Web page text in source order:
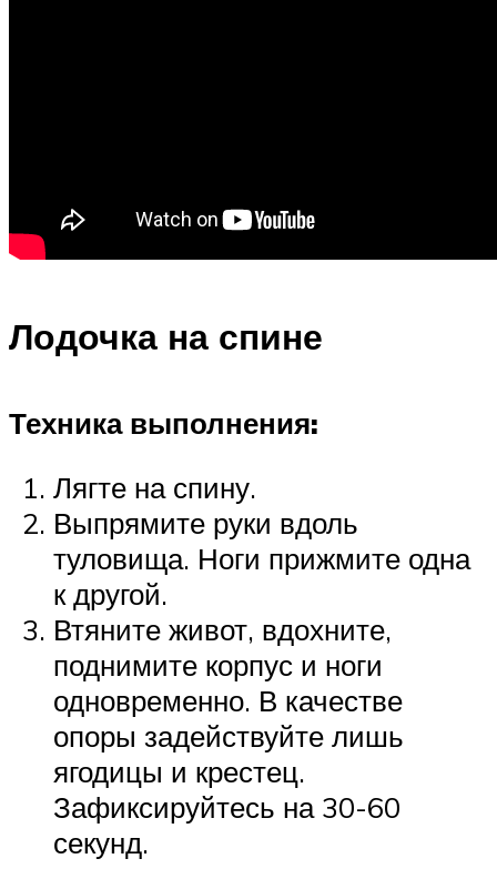
Лодочка на спине
Техника выполнения:
Лягте на спину.
Выпрямите руки вдоль
туловища. Ноги прижмите одна
к другой.
Втяните живот, вдохните,
поднимите корпус и ноги
одновременно. В качестве
опоры задействуйте лишь
ягодицы и крестец.
Зафиксируйтесь на 30-60
секунд.